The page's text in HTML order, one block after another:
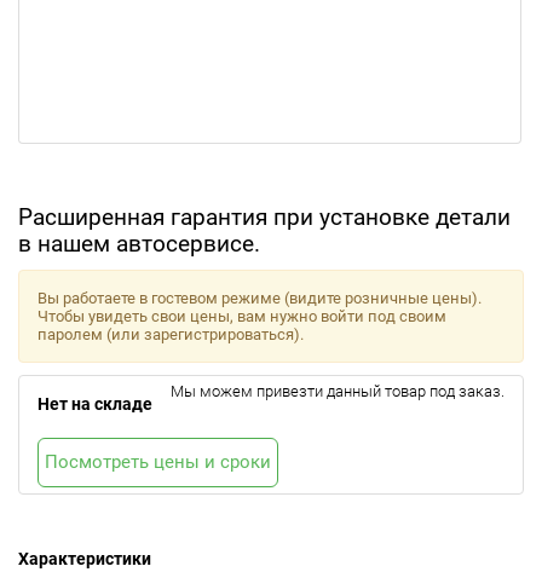
Расширенная гарантия при установке детали
в нашем автосервисе.
Характеристики
Вы работаете в гостевом режиме (видите розничные цены).
Чтобы увидеть свои цены, вам нужно войти под своим
паролем (или зарегистрироваться).
Нет на складе
Мы можем привезти данный товар под заказ.
Посмотреть цены и сроки